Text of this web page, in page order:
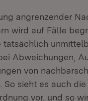
angrenzender
wird auf Fälle
tatsächlich
Abweichungen,
von
So sieht es auch die
vor, und so